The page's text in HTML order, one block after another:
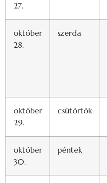
27.
október
28.
szerda
október
29.
csütörtök
október
30.
péntek